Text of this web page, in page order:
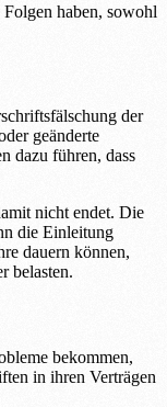
haben, sowohl
der
geänderte
dazu führen, dass
nicht endet. Die
die Einleitung
dauern können,
belasten.
bekommen,
in ihren Verträgen